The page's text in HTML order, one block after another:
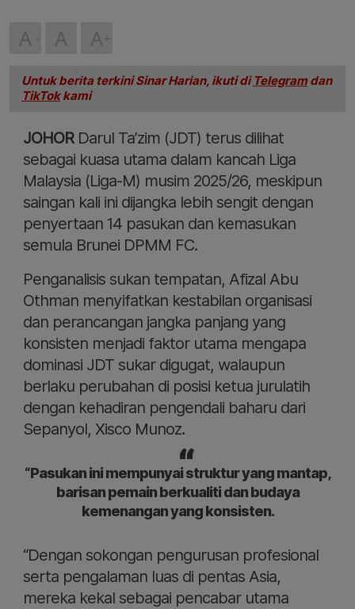
A A A
Untuk berita terkini Sinar Harian, ikuti di Telegramdan
TikTokkami
JOHORDarul Ta’zim (JDT) terus dilihat
sebagai kuasa utama dalam kancah Liga
Malaysia (Liga-M) musim 2025/26, meskipun
saingan kali ini dijangka lebih sengit dengan
penyertaan 14 pasukan dan kemasukan
semula Brunei DPMM FC.
Penganalisis sukan tempatan, Afizal Abu
Othman menyifatkan kestabilan organisasi
dan perancangan jangka panjang yang
konsisten menjadi faktor utama mengapa
dominasi JDT sukar digugat, walaupun
berlaku perubahan di posisi ketua jurulatih
dengan kehadiran pengendali baharu dari
Sepanyol, Xisco Munoz.
“Pasukan ini mempunyai struktur yang mantap,
barisan pemain berkualiti dan budaya
kemenangan yang konsisten.
“Dengan sokongan pengurusan profesional
serta pengalaman luas di pentas Asia,
mereka kekal sebagai pencabar utama